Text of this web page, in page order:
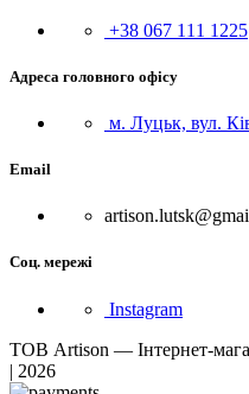
+38 067 111 1225
Адреса головного офісу
м. Луцьк, вул.
Email
Соц. мережі
Instagram
ТОВ Artison — Інтернет-
| 2026